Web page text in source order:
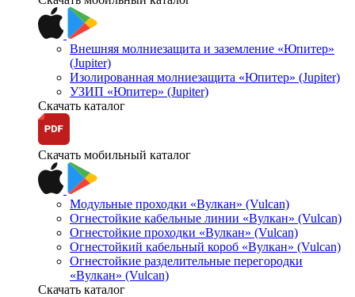
Внешняя молниезащита и заземление «Юпитер»
(Jupiter)
Изолированная молниезащита «Юпитер» (Jupiter)
УЗИП «Юпитер» (Jupiter)
Скачать каталог
Скачать мобильный каталог
Модульные проходки «Вулкан» (Vulcan)
Огнестойкие кабельные линии «Вулкан» (Vulcan)
Огнестойкие проходки «Вулкан» (Vulcan)
Огнестойкий кабельный короб «Вулкан» (Vulcan)
Огнестойкие разделительные перегородки
«Вулкан» (Vulcan)
Скачать каталог